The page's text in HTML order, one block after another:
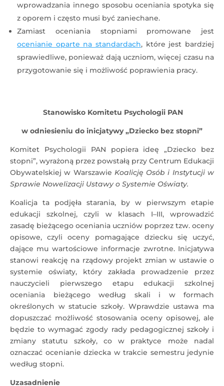
wprowadzania innego sposobu oceniania spotyka się
z oporem i często musi być zaniechane.
Zamiast oceniania stopniami promowane jest
ocenianie oparte na standardach, które jest bardziej
sprawiedliwe, ponieważ dają uczniom, więcej czasu na
przygotowanie się i możliwość poprawienia pracy.
Stanowisko Komitetu Psychologii PAN
w odniesieniu do inicjatywy „Dziecko bez stopni”
Komitet Psychologii PAN popiera ideę „Dziecko bez
stopni”, wyrażoną przez powstałą przy Centrum Edukacji
Obywatelskiej w Warszawie Koalicję Osób i Instytucji w
Sprawie Nowelizacji Ustawy o Systemie Oświaty.
Koalicja ta podjęła starania, by w pierwszym etapie
edukacji szkolnej, czyli w klasach I–III, wprowadzić
zasadę bieżącego oceniania uczniów poprzez tzw. oceny
opisowe, czyli oceny pomagające dziecku się uczyć,
dające mu wartościowe informacje zwrotne. Inicjatywa
stanowi reakcję na rządowy projekt zmian w ustawie o
systemie oświaty, który zakłada prowadzenie przez
nauczycieli pierwszego etapu edukacji szkolnej
oceniania bieżącego według skali i w formach
określonych w statucie szkoły. Wprawdzie ustawa ma
dopuszczać możliwość stosowania oceny opisowej, ale
będzie to wymagać zgody rady pedagogicznej szkoły i
zmiany statutu szkoły, co w praktyce może nadal
oznaczać ocenianie dziecka w trakcie semestru jedynie
według stopni.
Uzasadnienie